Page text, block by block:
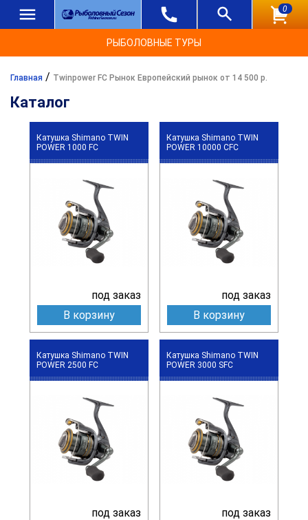
0
РЫБОЛОВНЫЕ ТУРЫ
Главная / Twinpower FC Рынок Европейский рынок от 14 500 р.
Каталог
Катушка Shimano TWIN
POWER 1000 FC
под заказ
В корзину
Катушка Shimano TWIN
POWER 10000 CFC
под заказ
В корзину
Катушка Shimano TWIN
POWER 2500 FC
под заказ
Катушка Shimano TWIN
POWER 3000 SFC
под заказ